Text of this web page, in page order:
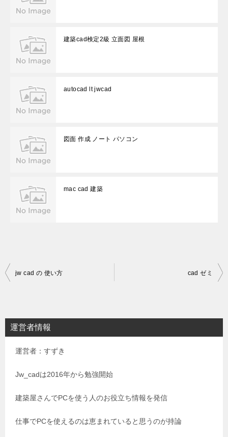
建築cad検定2級 立面図 屋根
autocad lt jwcad
図面 作成 ノート パソコン
mac cad 建築
投
ビ
ゲ
jw cad の 使い方 cad ゼミ
運営者情報
運営者：すずき
Jw_cadは2016年から勉強開始
建築屋さんでPCを使う人のお役立ち情報を発信
仕事でPCを使えるのは恵まれていると思うのが持論